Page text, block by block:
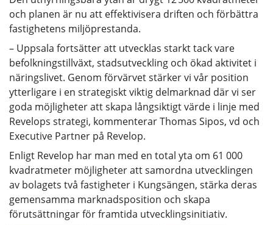
och planen är nu att effektivisera driften och förbättra
fastighetens miljöprestanda.
– Uppsala fortsätter att utvecklas starkt tack vare
befolkningstillväxt, stadsutveckling och ökad aktivitet i
näringslivet. Genom förvärvet stärker vi vår position
ytterligare i en strategiskt viktig delmarknad där vi ser
goda möjligheter att skapa långsiktigt värde i linje med
Revelops strategi, kommenterar Thomas Sipos, vd och
Executive Partner på Revelop.
Enligt Revelop har man med en total yta om 61 000
kvadratmeter möjligheter att samordna utvecklingen
av bolagets två fastigheter i Kungsängen, stärka deras
gemensamma marknadsposition och skapa
förutsättningar för framtida utvecklingsinitiativ.